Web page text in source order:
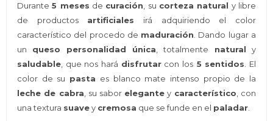
Durante5 meses de curación, su corteza natural y libre
de productos artificiales irá adquiriendo el color
característico del procedo de maduración. Dando lugar a
un queso personalidad única, totalmente natural y
saludable, que nos hará disfrutarcon los5 sentidos. El
color de su pasta es blanco mate intenso propio de la
leche de cabra, su sabor elegante y característico, con
una textura suavey cremosa que se funde en el paladar.